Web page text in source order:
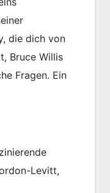
die dich von
Bruce Willis
Fragen. Ein
Levitt,